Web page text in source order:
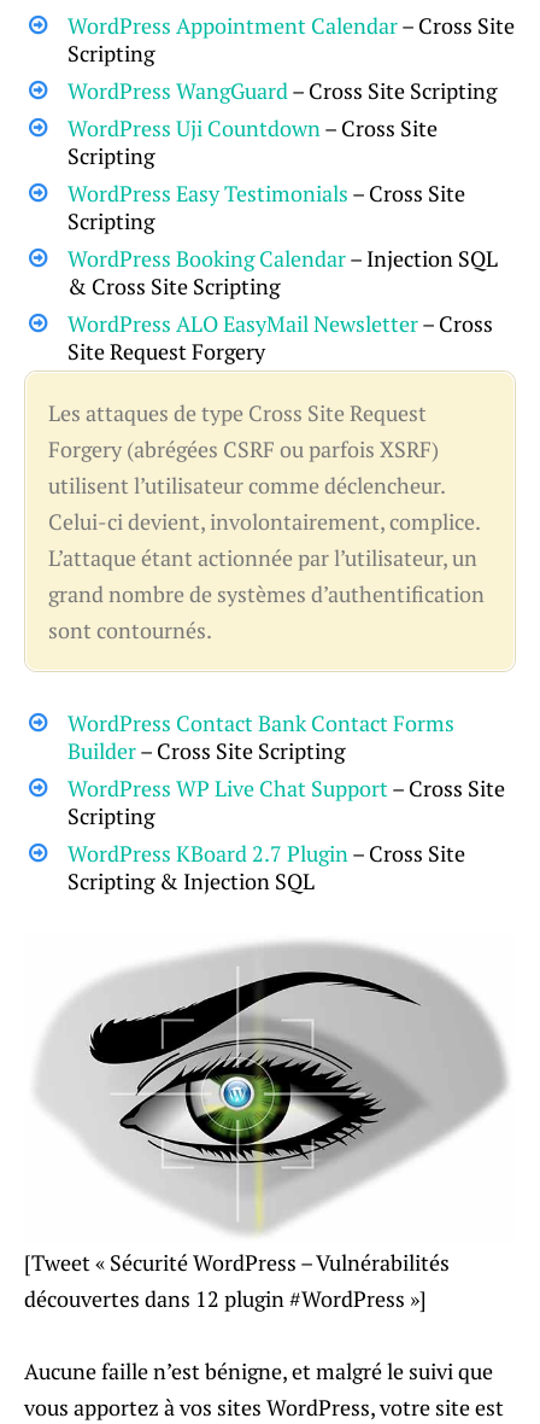
WordPress Appointment Calendar– Cross Site
Scripting
WordPress WangGuard– Cross Site Scripting
WordPress Uji Countdown– Cross Site
Scripting
WordPress Easy Testimonials – Cross Site
Scripting
WordPress Booking Calendar– Injection SQL
& Cross Site Scripting
WordPress ALO EasyMail Newsletter– Cross
Site Request Forgery
Les attaques de type Cross Site Request
Forgery (abrégées CSRF ou parfois XSRF)
utilisent l’utilisateur comme déclencheur.
Celui-ci devient, involontairement, complice.
L’attaque étant actionnée par l’utilisateur, un
grand nombre de systèmes d’authentification
sont contournés.
WordPress Contact Bank Contact Forms
Builder– Cross Site Scripting
WordPress WP Live Chat Support– Cross Site
Scripting
WordPress KBoard 2.7 Plugin– Cross Site
Scripting & Injection SQL
[Tweet « Sécurité WordPress – Vulnérabilités
découvertes dans 12 plugin #WordPress »]
Aucune faille n’est bénigne, et malgré le suivi que
vous apportez à vos sites WordPress, votre site est